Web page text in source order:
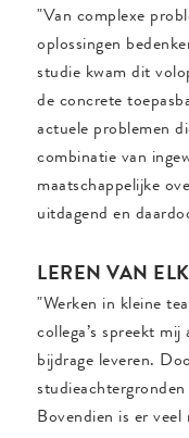
"Van complexe
oplossingen
studie kwam dit
de concrete
actuele problemen
combinatie van
maatschappelijke
uitdagend en
LEREN VAN
"Werken in kleine
collega’s spreekt
bijdrage leveren.
Bovendien is er